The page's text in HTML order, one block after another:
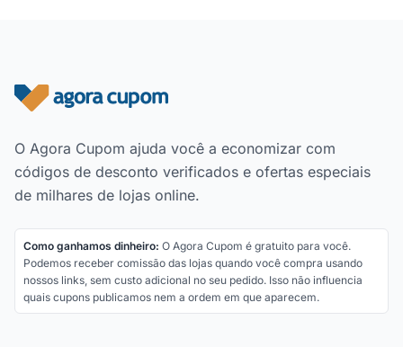
Rodapé do site
O Agora Cupom ajuda você a economizar com
códigos de desconto verificados e ofertas especiais
de milhares de lojas online.
Como ganhamos dinheiro: O Agora Cupom é gratuito para você.
Podemos receber comissão das lojas quando você compra usando
nossos links, sem custo adicional no seu pedido. Isso não influencia
quais cupons publicamos nem a ordem em que aparecem.